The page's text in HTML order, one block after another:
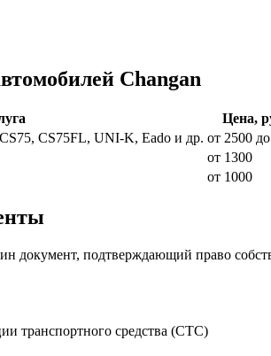
Changan
Цена,
CS75FL, UNI-K, Eado и др. от 2500
от 1300
от 1000
документ, подтверждающий право
транспортного средства (СТС)